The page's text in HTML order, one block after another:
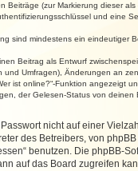
(zur Markierung dieser
und eine
sind mindestens ein eindeutiger
Beitrag als Entwurf
Umfragen), Änderungen an
ist online?“-Funktion angezeigt
der Gelesen-Status von
nicht auf einer
des Betreibers, von
benutzen. Die phpBB-
auf das Board zugreifen